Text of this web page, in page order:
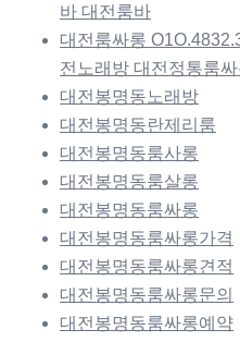
바 대전룸바
대전룸싸롱
전노래방 대전정통룸
대전봉명동노래방
대전봉명동란제리룸
대전봉명동룸사롱
대전봉명동룸살롱
대전봉명동룸싸롱
대전봉명동룸싸롱가격
대전봉명동룸싸롱견적
대전봉명동룸싸롱문의
대전봉명동룸싸롱예약